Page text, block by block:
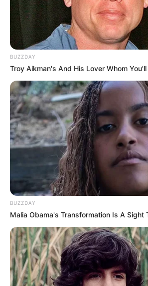
BUZZDAY
Troy Aikman's And His Lover Whom
BUZZDAY
Malia Obama's Transformation Is A Sight